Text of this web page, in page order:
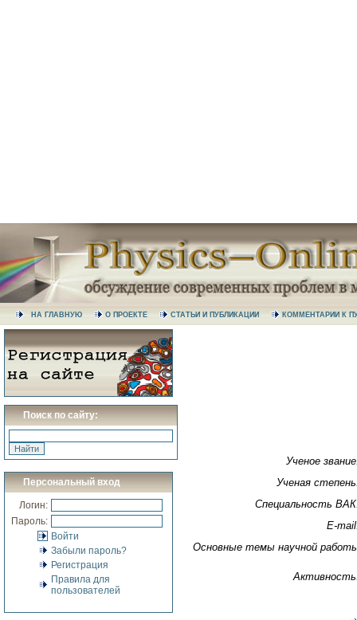
НА ГЛАВНУЮ О ПРОЕКТЕ СТАТЬИ И ПУБЛИКАЦИИ КОММЕНТАРИИ К
Поиск по сайту:
Персональный вход
Логин:
Пароль:
Войти
Забыли пароль?
Регистрация
Правила для
пользователей
Ученое
Ученая
Специальность
E-
Основные темы научной